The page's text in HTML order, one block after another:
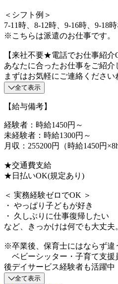
＜シフト例＞
7-11時、8-12時、9-16時、9-18
※こちらは派遣のお仕事です。
【来社不要★電話でお仕事紹介
あなたに合ったお仕事をご紹
まずはお気軽にご連絡ください
全て表示
【給与備考】
経験者：時給1450円～
未経験者：時給1300円～
月収：255200円（時給1450円
★交通費支給
★日払いOK(規定あり)
＜ 実務経験ゼロでOK ＞
・ やっぱり子どもが好き
・ 久しぶりに仕事復帰したい
など、きっかけは何でも大丈夫
※卒業後、保育士にはならず違
ベビーシッター・子育て支援
後デイサービス経験者も活躍中
全て表示